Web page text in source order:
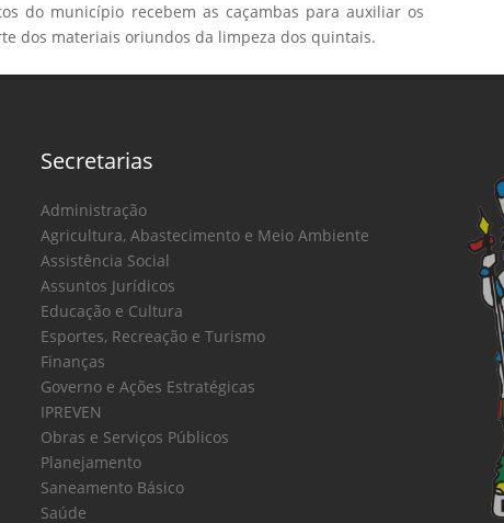
do município recebem as caçambas para auxiliar os
dos materiais oriundos da limpeza dos quintais.
Secretarias
Administração
Agricultura, Abastecimento e Meio Ambiente
Assistência Social
Assuntos Jurídicos
Educação e Cultura
Esportes, Recreação e Turismo
Finanças
Governo e Ações Estratégicas
IPREVEN
Obras e Serviços Públicos
Planejamento
Saneamento Básico
Saúde